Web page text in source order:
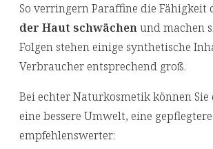
So verringern Paraffine die Fähigkeit
der Haut schwächenund machen
Folgen stehen einige synthetische
Verbraucher entsprechend groß.
Bei echter Naturkosmetik können Sie
eine bessere Umwelt, eine
empfehlenswerter: